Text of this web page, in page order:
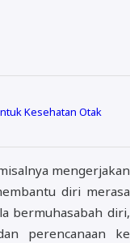
Kesehatan Otak
mengerjakan
diri merasa
bermuhasabah diri,
perencanaan ke